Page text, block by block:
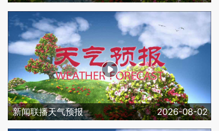
新闻联播天气预报 2026-08-02